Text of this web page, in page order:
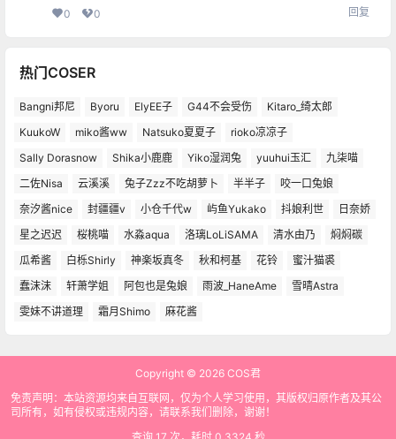
0 0 回复
热门COSER
Bangni邦尼 Byoru ElyEE子 G44不会受伤
Kitaro_绮太郎
KuukoW
miko酱ww Natsuko夏夏子
rioko凉凉子
Sally Dorasnow
Shika小鹿鹿 Yiko湿润兔 yuuhui玉汇
九柒喵
二佐Nisa
云溪溪 兔子Zzz不吃胡萝卜 半半子
咬一口兔娘
奈汐酱nice
封疆疆v 小仓千代w 屿鱼Yukako 抖娘利世
日奈娇
星之迟迟
桜桃喵 水淼aqua 洛璃LoLiSAMA 清水由乃
焖焖碳
瓜希酱
白栎Shirly 神楽坂真冬 秋和柯基 花铃
蜜汁猫裘
蠢沫沫
轩萧学姐 阿包也是兔娘 雨波_HaneAme
雪晴Astra
雯妹不讲道理
霜月Shimo 麻花酱
Copyright © 2026 COS君
免责声明：本站资源均来自互联网，仅为个人学习使用，其版权归原作者及其公
司所有，如有侵权或违规内容，请联系我们删除，谢谢！